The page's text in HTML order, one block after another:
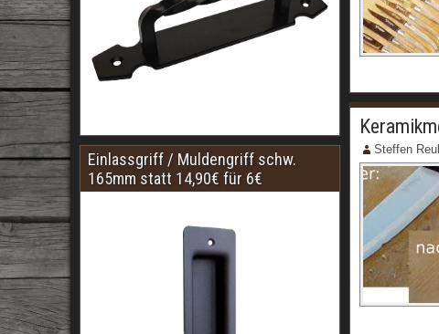
Steffen
Einlassgriff / Muldengriff schw.
165mm statt 14,90€ für 6€